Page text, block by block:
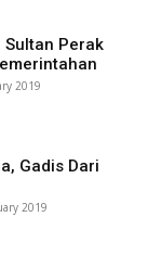
Sultan Perak
2019
Gadis Dari
2019